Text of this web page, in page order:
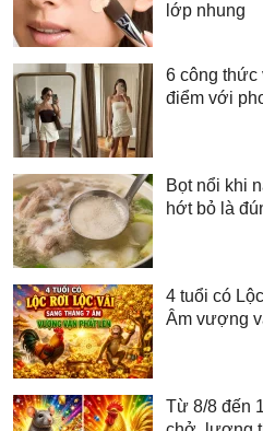
lớp nhung
6 công thức
điểm với
Bọt nổi khi
hớt bỏ là
4 tuổi có
Âm vượng
Từ 8/8 đến